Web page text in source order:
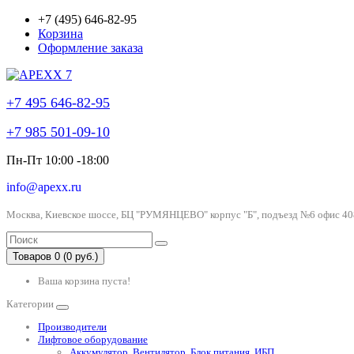
+7 (495) 646-82-95
Корзина
Оформление заказа
+7 495 646-82-95
+7 985 501-09-10
Пн-Пт 10:00 -18:00
info@apexx.ru
Москва, Киевское шоссе, БЦ "РУМЯНЦЕВО" корпус "Б", подъезд №6 офис
Товаров 0 (0 руб.)
Ваша корзина пуста!
Категории
Производители
Лифтовое оборудование